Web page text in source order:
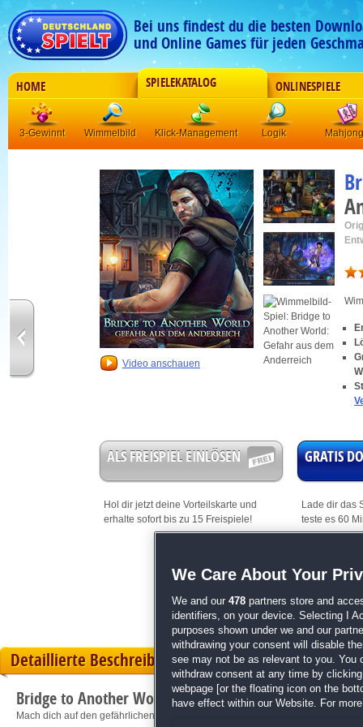
Bei uns findest du die besten
und Online Games für jeden
HOME SPIELEKATALOG ONLINESPIELE
3-Gewinnt Wimmelbild Klick-Management Logik Mahjong
Video anschauen
ALS FREISPIEL EINLÖSEN
Hol dir jetzt deine Vorteilskarte und
erhalte sofort bis zu 15 Freispiele!
GRATIS
Lade dir das
teste es 60
Dieses Spiel
mit
Detaillierte Beschreibung
Bridge to Another World: Gefahr aus dem Anderreich
Mach dich auf den gefährlichen Weg ins Reich der Wala!
We Care About Your
We and our 478 partners store and
identifiers, on your device. Selecting I
purposes shown under we and our
withdrawing your consent will disable
see may not be as relevant to you. You
withdraw consent at any time by
webpage [or the floating icon on the
have effect within our Website. For